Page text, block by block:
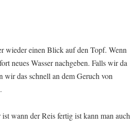
wieder einen Blick auf den Topf. Wenn
neues Wasser nachgeben. Falls wir da
wir das schnell an dem Geruch von
wann der Reis fertig ist kann man auch